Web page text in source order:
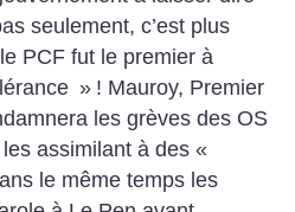
seulement, c’est plus
PCF fut le premier à
» ! Mauroy, Premier
les grèves des OS
assimilant à des «
le même temps les